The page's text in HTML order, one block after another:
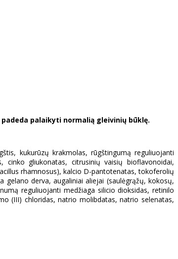
palaikyti normalią gleivinių būklę.
kukurūzų krakmolas, rūgštingumą reguliuojanti
cinko gliukonatas, citrusinių vaisių bioflavonoidai,
rhamnosus), kalcio D-pantotenatas, tokoferolių
derva, augaliniai aliejai (saulėgrąžų, kokosų,
reguliuojanti medžiaga silicio dioksidas, retinilo
(III) chloridas, natrio molibdatas, natrio selenatas,